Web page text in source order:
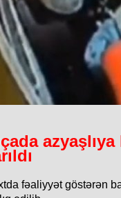
fəaliyyət göstərən